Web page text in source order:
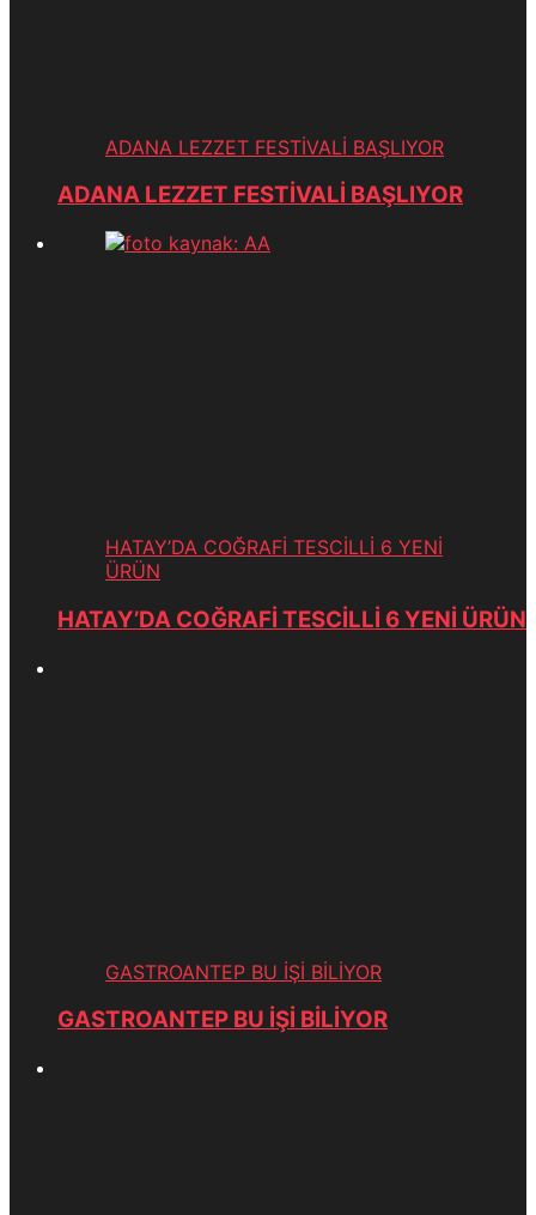
ADANA LEZZET FESTİVALİ BAŞLIYOR
ADANA LEZZET FESTİVALİ BAŞLIYOR
HATAY’DA COĞRAFİ TESCİLLİ 6 YENİ
ÜRÜN
HATAY’DA COĞRAFİ TESCİLLİ 6 YENİ ÜRÜN
GASTROANTEP BU İŞİ BİLİYOR
GASTROANTEP BU İŞİ BİLİYOR